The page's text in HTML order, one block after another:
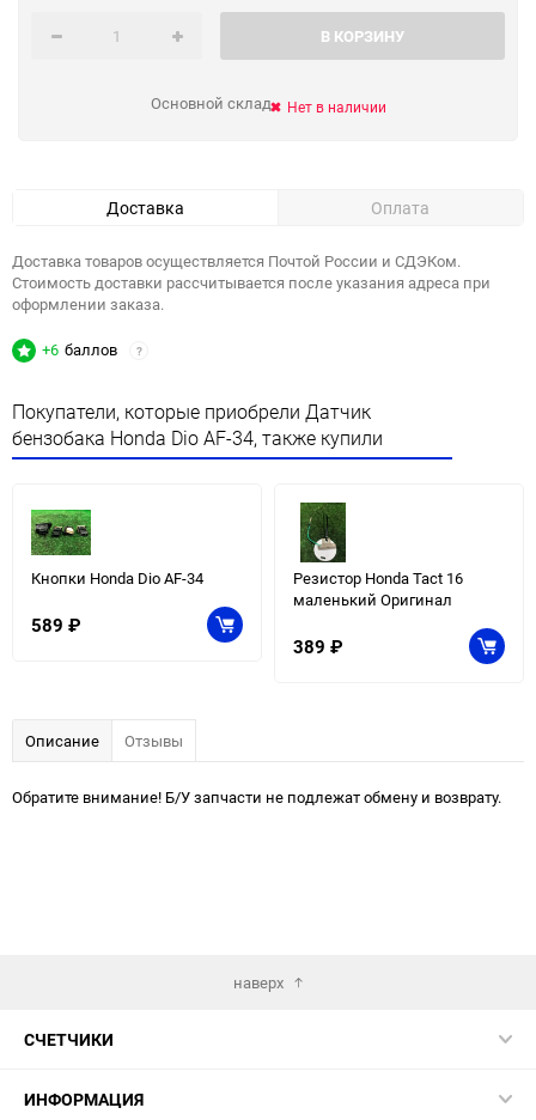
В КОРЗИНУ
Основной склад Нет в наличии
Доставка Оплата
Доставка товаров осуществляется Почтой России и СДЭКом.
Стоимость доставки рассчитывается после указания адреса при
оформлении заказа.
+6 баллов ?
Покупатели, которые приобрели Датчик
бензобака Honda Dio AF-34, также купили
Кнопки Honda Dio AF-34
589 ₽
Резистор Honda Tact 16
маленький Оригинал
389 ₽
Описание Отзывы
Обратите внимание! Б/У запчасти не подлежат обмену и возврату.
наверх
СЧЕТЧИКИ
ИНФОРМАЦИЯ